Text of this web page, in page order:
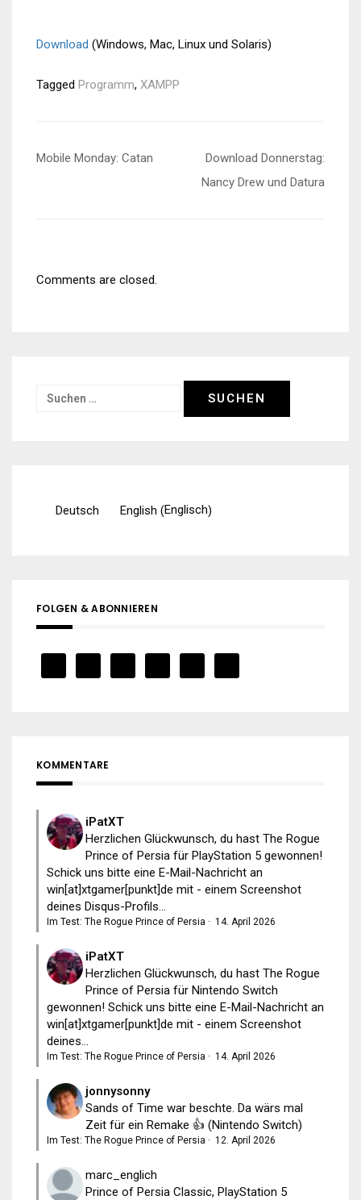
Download (Windows, Mac, Linux und Solaris)
Tagged Programm, XAMPP
Beitragsnavigation
Mobile Monday: Catan
Download Donnerstag:
Nancy Drew und Datura
Comments are closed.
Suchen
Deutsch English (Englisch)
FOLGEN & ABONNIEREN
KOMMENTARE
iPatXT
Herzlichen Glückwunsch, du hast The Rogue
Prince of Persia für PlayStation 5 gewonnen!
Schick uns bitte eine E-Mail-Nachricht an
win[at]xtgamer[punkt]de mit - einem Screenshot
deines Disqus-Profils...
Im Test: The Rogue Prince of Persia · 14. April 2026
iPatXT
Herzlichen Glückwunsch, du hast The Rogue
Prince of Persia für Nintendo Switch
gewonnen! Schick uns bitte eine E-Mail-Nachricht an
win[at]xtgamer[punkt]de mit - einem Screenshot
deines...
Im Test: The Rogue Prince of Persia · 14. April 2026
jonnysonny
Sands of Time war beschte. Da wärs mal
Zeit für ein Remake 👍 (Nintendo Switch)
Im Test: The Rogue Prince of Persia · 12. April 2026
marc_englich
Prince of Persia Classic, PlayStation 5